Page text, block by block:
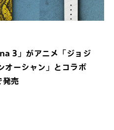
3」がアニメ「ジョジ
オーシャン」とコラボ
発売